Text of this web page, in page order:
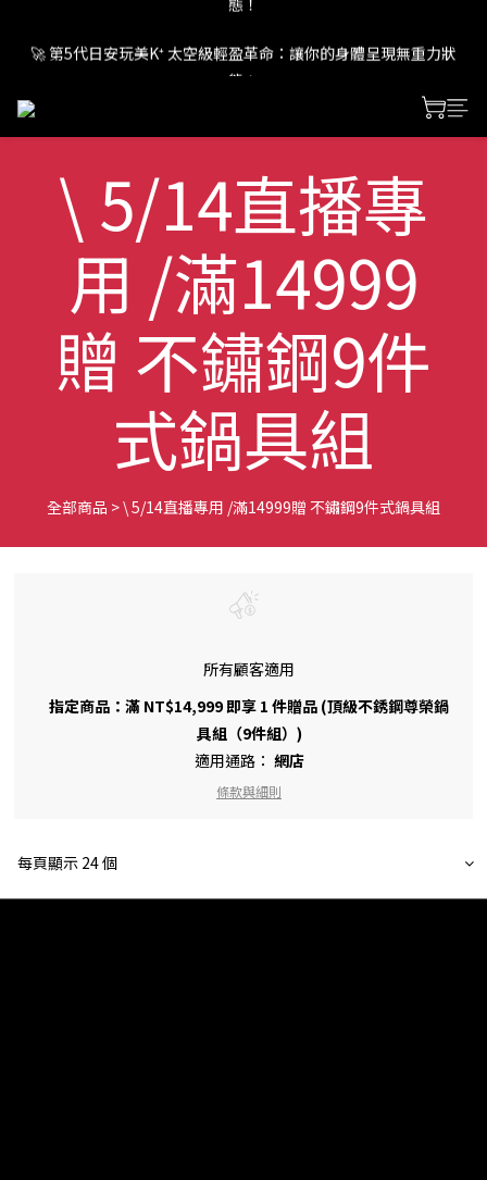
態！
🚀 第5代日安玩美K⁺ 太空級輕盈革命：讓你的身體呈現無重力狀
態！
\ 5/14直播專
用 /滿14999
贈 不鏽鋼9件
式鍋具組
全部商品 >\ 5/14直播專用 /滿14999贈 不鏽鋼9件式鍋具組
所有顧客適用
指定商品：滿 NT$14,999 即享 1 件贈品 (頂級不銹鋼尊榮鍋
具組（9件組）)
適用通路： 網店
條款與細則
每頁顯示 24 個